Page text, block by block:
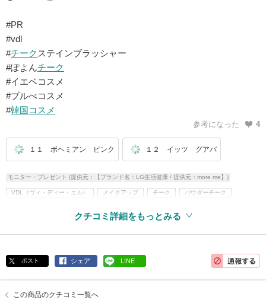
#PR
#vdl
#チーク ステインブラッシャー
#ぽよんチーク
#イエベコスメ
#ブルべコスメ
#韓国コスメ
参考になった 4
１１ ボヘミアン ピンク １２ イッツ グアバ
モニター・プレゼント (提供元：【ブランド名：LG生活健康 / 提供元：more me】)
VDL（ヴィ・ディー・エル） メイクアップ チーク パウダーチーク
クチコミ詳細をもっとみる
ポスト シェア LINE
この商品のクチコミ一覧へ